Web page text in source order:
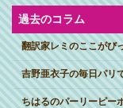
過去のコラム
翻訳家レミのここがび
吉野亜衣子の毎日パリ
ちはるのパーリーピー